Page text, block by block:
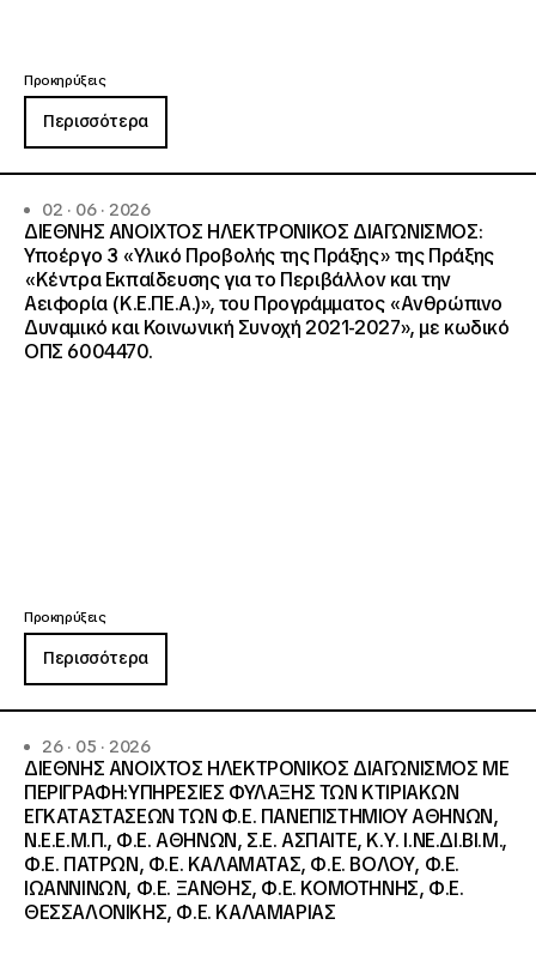
Προκηρύξεις
Περισσότερα
02 · 06 · 2026
ΔΙΕΘΝΗΣ ΑΝΟΙΧΤΟΣ ΗΛΕΚΤΡΟΝΙΚΟΣ ΔΙΑΓΩΝΙΣΜΟΣ:
Υποέργο 3 «Υλικό Προβολής της Πράξης» της Πράξης
«Κέντρα Εκπαίδευσης για το Περιβάλλον και την
Αειφορία (Κ.Ε.ΠΕ.Α.)», του Προγράμματος «Ανθρώπινο
Δυναμικό και Κοινωνική Συνοχή 2021-2027», με κωδικό
ΟΠΣ 6004470.
Προκηρύξεις
Περισσότερα
26 · 05 · 2026
ΔΙΕΘΝΗΣ ΑΝΟΙΧΤΟΣ ΗΛΕΚΤΡΟΝΙΚΟΣ ΔΙΑΓΩΝΙΣΜΟΣ ΜΕ
ΠΕΡΙΓΡΑΦΗ:ΥΠΗΡΕΣΙΕΣ ΦΥΛΑΞΗΣ ΤΩΝ ΚΤΙΡΙΑΚΩΝ
ΕΓΚΑΤΑΣΤΑΣΕΩΝ ΤΩΝ Φ.Ε. ΠΑΝΕΠΙΣΤΗΜΙΟΥ ΑΘΗΝΩΝ,
Ν.Ε.Ε.Μ.Π., Φ.Ε. ΑΘΗΝΩΝ, Σ.Ε. ΑΣΠΑΙΤΕ, Κ.Υ. Ι.ΝΕ.ΔΙ.ΒΙ.Μ.,
Φ.Ε. ΠΑΤΡΩΝ, Φ.Ε. ΚΑΛΑΜΑΤΑΣ, Φ.Ε. ΒΟΛΟΥ, Φ.Ε.
ΙΩΑΝΝΙΝΩΝ, Φ.Ε. ΞΑΝΘΗΣ, Φ.Ε. ΚΟΜΟΤΗΝΗΣ, Φ.Ε.
ΘΕΣΣΑΛΟΝΙΚΗΣ, Φ.Ε. ΚΑΛΑΜΑΡΙΑΣ